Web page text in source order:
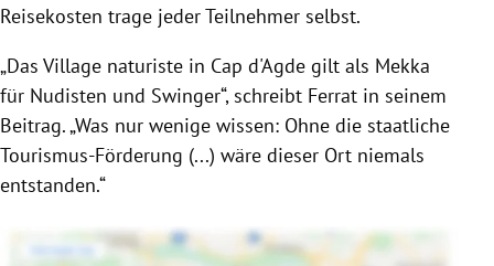
Reisekosten trage jeder Teilnehmer selbst.
„Das Village naturiste in Cap d'Agde gilt als Mekka
für Nudisten und Swinger“, schreibt Ferrat in seinem
Beitrag. „Was nur wenige wissen: Ohne die staatliche
Tourismus-Förderung (...) wäre dieser Ort niemals
entstanden.“